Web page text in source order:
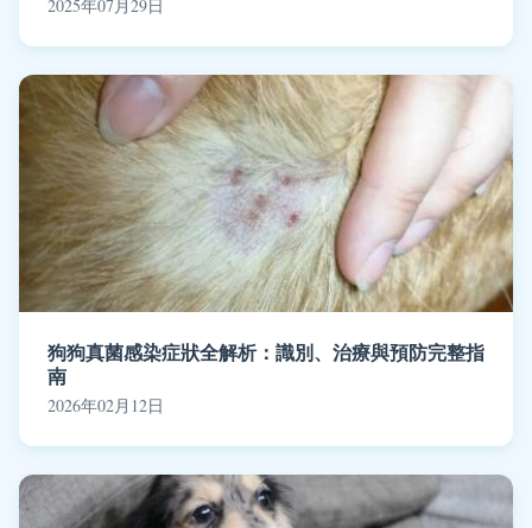
2025年07月29日
狗狗真菌感染症狀全解析：識別、治療與預防完整指
南
2026年02月12日